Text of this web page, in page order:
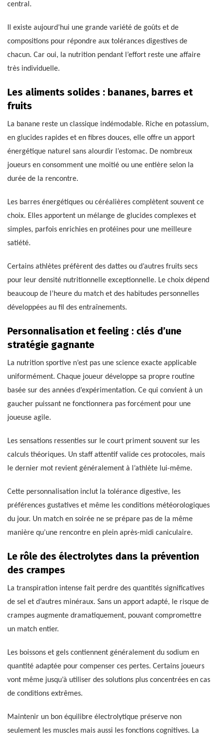
central.
Il existe aujourd’hui une grande variété de goûts et de
compositions pour répondre aux tolérances digestives de
chacun. Car oui, la nutrition pendant l’effort reste une affaire
très individuelle.
Les aliments solides : bananes, barres et
fruits
La banane reste un classique indémodable. Riche en potassium,
en glucides rapides et en fibres douces, elle offre un apport
énergétique naturel sans alourdir l’estomac. De nombreux
joueurs en consomment une moitié ou une entière selon la
durée de la rencontre.
Les barres énergétiques ou céréalières complètent souvent ce
choix. Elles apportent un mélange de glucides complexes et
simples, parfois enrichies en protéines pour une meilleure
satiété.
Certains athlètes préfèrent des dattes ou d’autres fruits secs
pour leur densité nutritionnelle exceptionnelle. Le choix dépend
beaucoup de l’heure du match et des habitudes personnelles
développées au fil des entraînements.
Personnalisation et feeling : clés d’une
stratégie gagnante
La nutrition sportive n’est pas une science exacte applicable
uniformément. Chaque joueur développe sa propre routine
basée sur des années d’expérimentation. Ce qui convient à un
gaucher puissant ne fonctionnera pas forcément pour une
joueuse agile.
Les sensations ressenties sur le court priment souvent sur les
calculs théoriques. Un staff attentif valide ces protocoles, mais
le dernier mot revient généralement à l’athlète lui-même.
Cette personnalisation inclut la tolérance digestive, les
préférences gustatives et même les conditions météorologiques
du jour. Un match en soirée ne se prépare pas de la même
manière qu’une rencontre en plein après-midi caniculaire.
Le rôle des électrolytes dans la prévention
des crampes
La transpiration intense fait perdre des quantités significatives
de sel et d’autres minéraux. Sans un apport adapté, le risque de
crampes augmente dramatiquement, pouvant compromettre
un match entier.
Les boissons et gels contiennent généralement du sodium en
quantité adaptée pour compenser ces pertes. Certains joueurs
vont même jusqu’à utiliser des solutions plus concentrées en cas
de conditions extrêmes.
Maintenir un bon équilibre électrolytique préserve non
seulement les muscles mais aussi les fonctions cognitives. La